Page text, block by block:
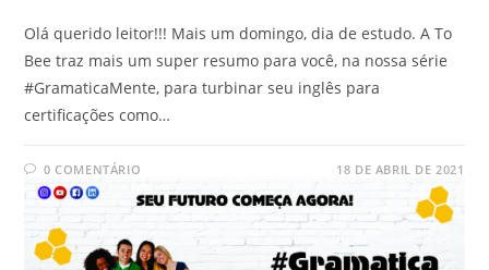
Olá querido leitor!!! Mais um domingo, dia de estudo. A To
Bee traz mais um super resumo para você, na nossa série
#GramaticaMente, para turbinar seu inglês para
certificações como…
0 COMENTÁRIO 18 DE ABRIL DE 2021